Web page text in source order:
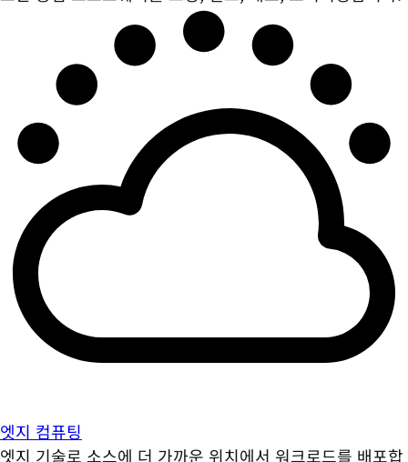
엣지 컴퓨팅
엣지 기술로 소스에 더 가까운 위치에서 워크로드를 배포합